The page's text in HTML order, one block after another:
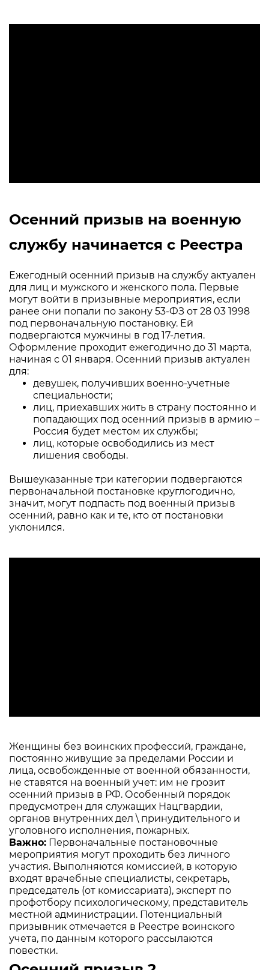
Осенний призыв на военную
службу начинается с Реестра
Ежегодный осенний призыв на службу актуален
для лиц и мужского и женского пола. Первые
могут войти в призывные мероприятия, если
ранее они попали по закону 53-ФЗ от 28 03 1998
под первоначальную постановку. Ей
подвергаются мужчины в год 17-летия.
Оформление проходит ежегодично до 31 марта,
начиная с 01 января. Осенний призыв актуален
для:
девушек, получивших военно-учетные
специальности;
лиц, приехавших жить в страну постоянно и
попадающих под осенний призыв в армию –
Россия будет местом их службы;
лиц, которые освободились из мест
лишения свободы.
Вышеуказанные три категории подвергаются
первоначальной постановке круглогодично,
значит, могут подпасть под военный призыв
осенний, равно как и те, кто от постановки
уклонился.
Женщины без воинских профессий, граждане,
постоянно живущие за пределами России и
лица, освобожденные от военной обязанности,
не ставятся на военный учет: им не грозит
осенний призыв в РФ. Особенный порядок
предусмотрен для служащих Нацгвардии,
органов внутренних дел \ принудительного и
уголовного исполнения, пожарных.
Важно: Первоначальные постановочные
мероприятия могут проходить без личного
участия. Выполняются комиссией, в которую
входят врачебные специалисты, секретарь,
председатель (от комиссариата), эксперт по
профотбору психологическому, представитель
местной администрации. Потенциальный
призывник отмечается в Реестре воинского
учета, по данным которого рассылаются
повестки.